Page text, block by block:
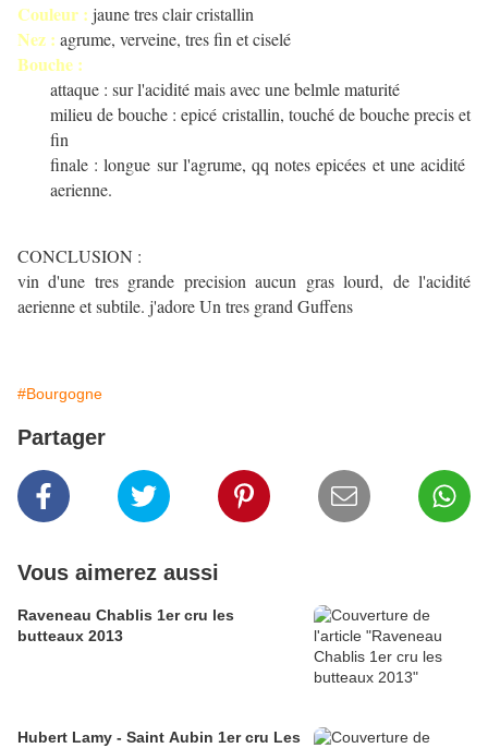
Couleur : jaune tres clair cristallin
Nez : agrume, verveine, tres fin et ciselé
Bouche :
attaque : sur l'acidité mais avec une belmle maturité
milieu de bouche : epicé cristallin, touché de bouche precis et
fin
finale : longue sur l'agrume, qq notes epicées et une acidité
aerienne.
CONCLUSION :
vin d'une tres grande precision aucun gras lourd, de l'acidité
aerienne et subtile. j'adore Un tres grand Guffens
#Bourgogne
Partager
Vous aimerez aussi
Raveneau Chablis 1er cru les
butteaux 2013
Hubert Lamy - Saint Aubin 1er cru Les